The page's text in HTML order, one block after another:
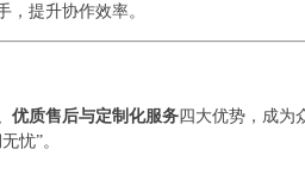
，提升协作效率。
优质售后与定制化服务四大优势，成为
忧”。